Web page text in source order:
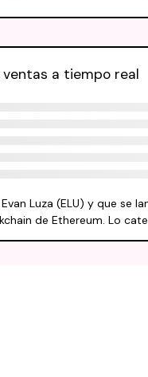
a tiempo real
Luza (ELU) y que se
de Ethereum. Lo